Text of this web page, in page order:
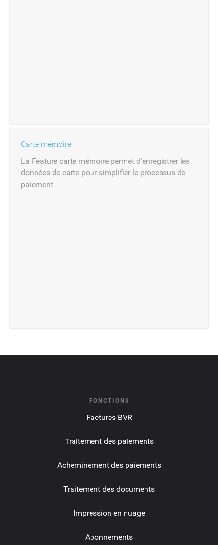
Carte mémoire
La Feature carte mémoire permet d’enregistrer les
données de carte pour simplifier le processus de
paiement.
FONCTIONS
Factures BVR
Traitement des paiements
Acheminement des paiements
Traitement des documents
Impression en nuage
Abonnements